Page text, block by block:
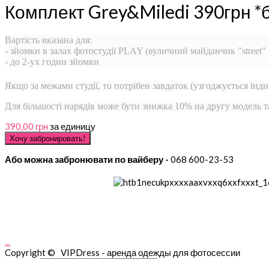
Комплект Grey&Miledi 390грн
Вартість вказана для:
- зйомки в залах фотостудії PLAY (вуличний майданчик "street"
- до 2-ух годин зйомки
Якщо за межами студії, то потрібен завдаток (узгоджується
Для більшості нарядів може бути знижка 10% на другу
390,00 грнза единицу
Або можна забронювати по вайберу - 068 600-23-53
...
Copyright © VIPDress - аренда одежды для фотосессии